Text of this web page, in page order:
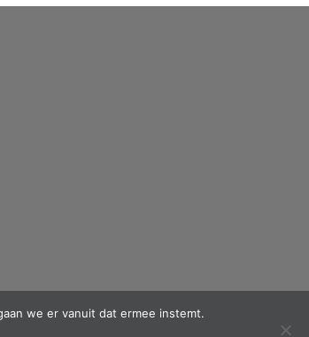
Maestro
we er vanuit dat ermee instemt.